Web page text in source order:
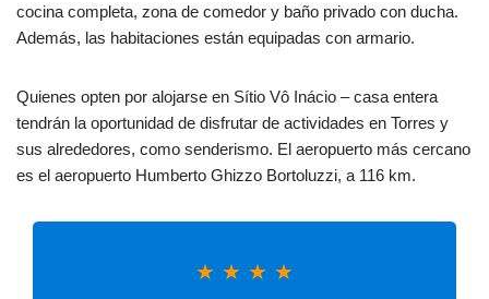
cocina completa, zona de comedor y baño privado con ducha.
Además, las habitaciones están equipadas con armario.
Quienes opten por alojarse en Sítio Vô Inácio – casa entera
tendrán la oportunidad de disfrutar de actividades en Torres y
sus alrededores, como senderismo. El aeropuerto más cercano
es el aeropuerto Humberto Ghizzo Bortoluzzi, a 116 km.
★ ★ ★ ★